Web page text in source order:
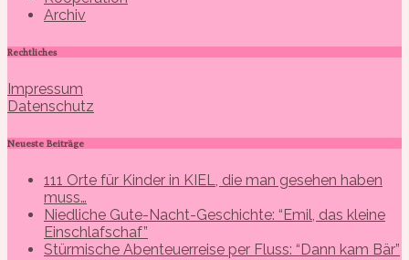
Archiv
Rechtliches
Impressum
Datenschutz
Neueste Beiträge
111 Orte für Kinder in KIEL, die man gesehen haben
muss…
Niedliche Gute-Nacht-Geschichte: “Emil, das kleine
Einschlafschaf”
Stürmische Abenteuerreise per Fluss: “Dann kam Bär”